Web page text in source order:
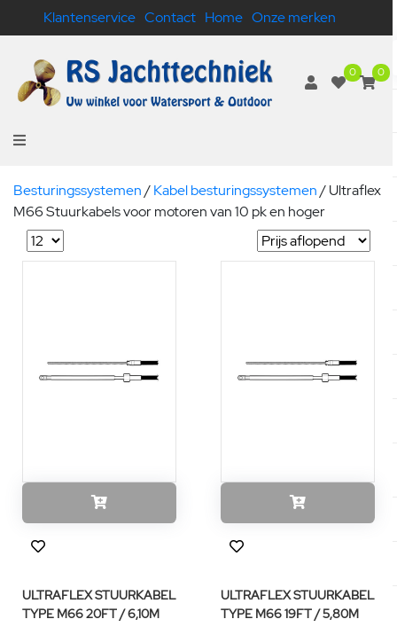
Klantenservice Contact Home Onze merken
0 0
Besturingssystemen/Kabel besturingssystemen/Ultraflex
M66 Stuurkabels voor motoren van 10 pk en hoger
ULTRAFLEX STUURKABEL
TYPE M66 20FT / 6,10M
ULTRAFLEX STUURKABEL
TYPE M66 19FT / 5,80M